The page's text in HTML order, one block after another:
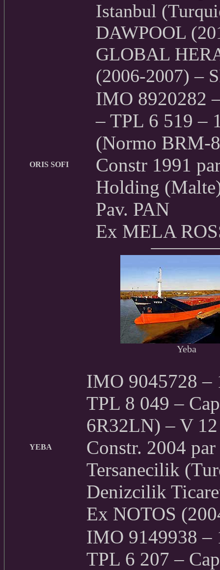
Istanbul
DAWPOOL
GLOBAL
(2006-2007) –
ORIS SOFI
IMO 8920282
– TPL 6 519 –
(Normo BRM-
Constr 1991
Holding
Pav. PAN
Ex MELA
Yeba
YEBA
IMO 9045728 –
TPL 8 049 –
6R32LN) – V
Constr. 2004
Tersanecilik
Denizcilik
Ex NOTOS
IMO 9149938 –
TPL 6 207 –